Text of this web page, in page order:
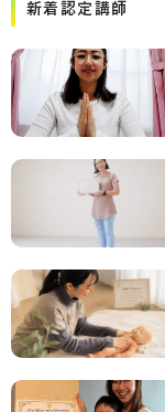
新着認定講師